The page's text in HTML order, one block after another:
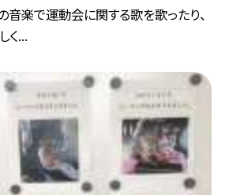
音楽で運動会に関する歌を歌ったり、
く...